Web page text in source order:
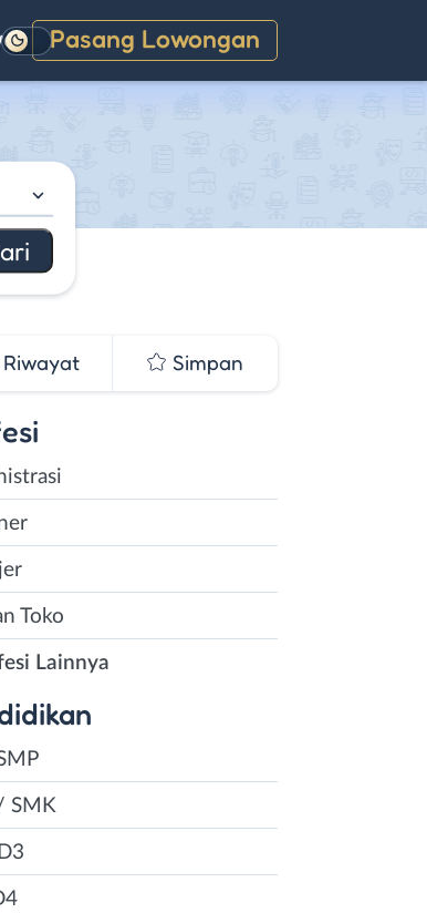
Pasang Lowongan
Gelap
Riwayat Simpan
Toko
Lainnya
SMK